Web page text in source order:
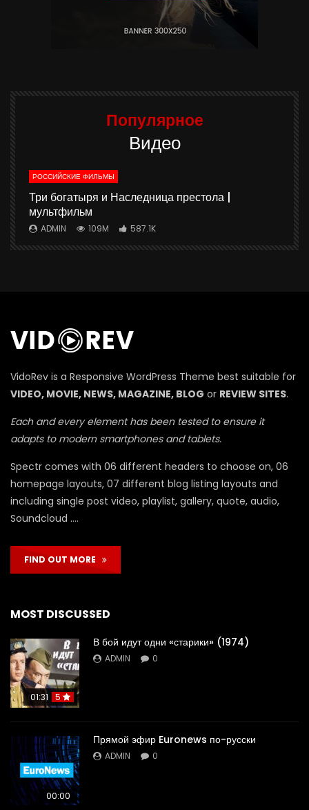
Популярное
Видео
РОССИЙСКИЕ ФИЛЬМЫ
Три богатыря и Наследница престола |
мультфильм
ADMIN 109M 587.1K
VidoRev is a Responsive WordPress Theme best suitable for
VIDEO, MOVIE, NEWS, MAGAZINE, BLOG or REVIEW SITES.
Each and every element has been tested to ensure it
adapts to modern smartphones and tablets.
Spectr comes with 06 different headers to choose on, 06
homepage layouts, 07 different blog listing layouts and
including single post video, playlist, gallery, quote, audio,
Soundcloud ….
FIND OUT MORE
MOST DISCUSSED
01:31 5
В бой идут одни «старики» (1974)
ADMIN 0
00:00
Прямой эфир Euronews по-русски
ADMIN 0